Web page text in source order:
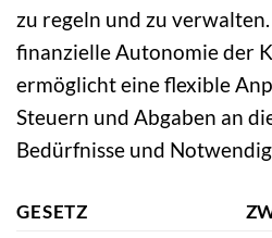
zu regeln und zu
finanzielle Autonomie der
ermöglicht eine flexible
Steuern und Abgaben an
Bedürfnisse und
GESETZ